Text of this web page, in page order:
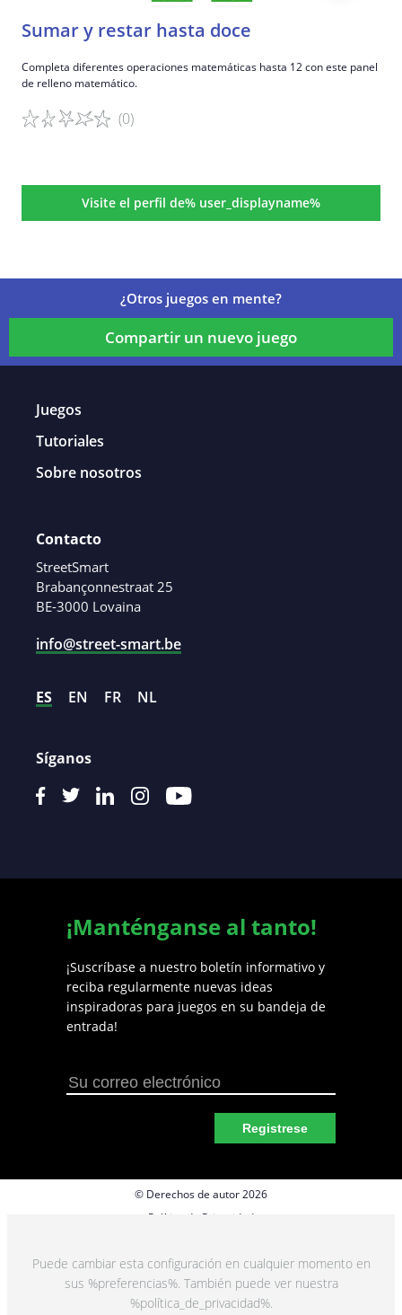
Sumar y restar hasta doce
Completa diferentes operaciones matemáticas hasta 12 con este panel
de relleno matemático.
(0)
Visite el perfil de% user_displayname%
¿Otros juegos en mente?
Compartir un nuevo juego
Juegos
Tutoriales
Sobre nosotros
Contacto
StreetSmart
Brabançonnestraat 25
BE-3000 Lovaina
info@street-smart.be
ES EN FR NL
Síganos
¡Manténganse al tanto!
¡Suscríbase a nuestro boletín informativo y
reciba regularmente nuevas ideas
inspiradoras para juegos en su bandeja de
entrada!
Registrese
© Derechos de autor 2026
Política de Privacidad
Términos y Condiciones
Puede cambiar esta configuración en cualquier momento en
sus %preferencias%. También puede ver nuestra
%política_de_privacidad%.